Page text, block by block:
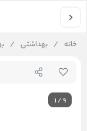
خانه / بهداشتی /
1/9